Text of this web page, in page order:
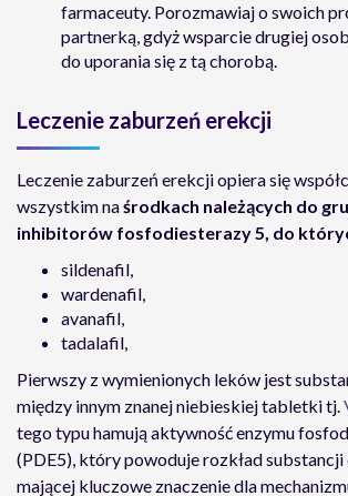
farmaceuty. Porozmawiaj o swoich
partnerką, gdyż wsparcie drugiej
do uporania się z tą chorobą.
Leczenie zaburzeń erekcji
Leczenie zaburzeń erekcji opiera się
wszystkim naśrodkach należących do
inhibitorów fosfodiesterazy 5, do
sildenafil,
wardenafil,
avanafil,
tadalafil,
Pierwszy z wymienionych leków jest
między innym znanej niebieskiej tabletki tj.
tego typu hamują aktywność enzymu
(PDE5), który powoduje rozkład substancji
mającej kluczowe znaczenie dla